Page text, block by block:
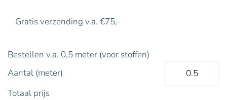
Gratis verzending v.a. €75,-
Bestellen v.a. 0,5 meter (voor stoffen)
Aantal (meter)
Totaal prijs